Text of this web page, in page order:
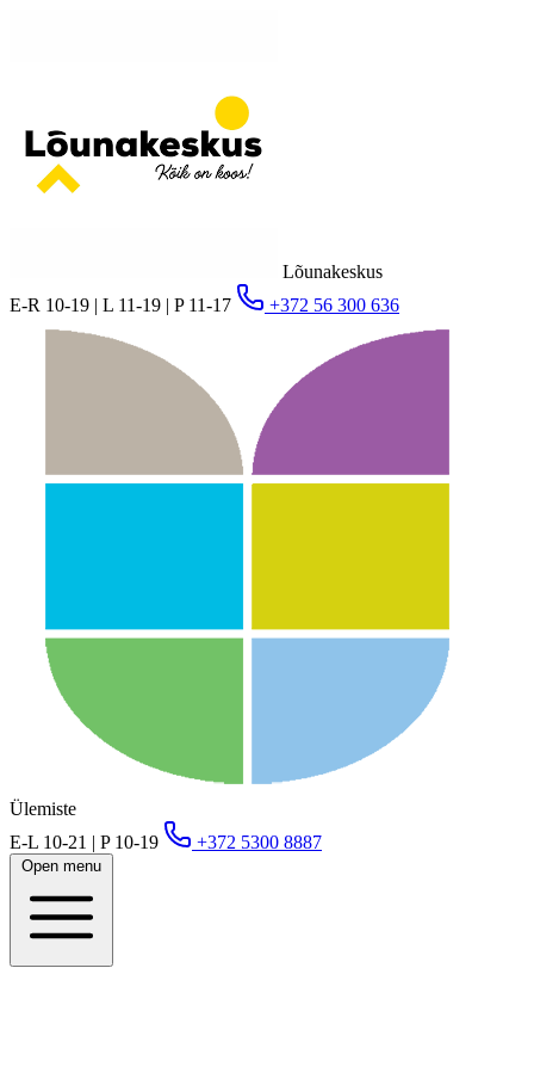
Lõunakeskus
E-R 10-19 | L 11-19 | P 11-17
+372 56 300 636
Ülemiste
E-L 10-21 | P 10-19
+372 5300 8887
Open menu